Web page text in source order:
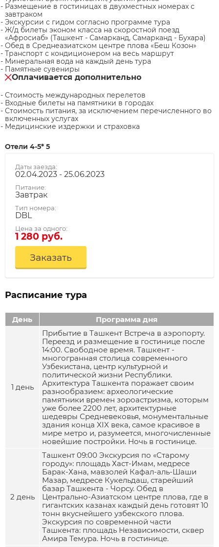
Размещение в гостиницах в двухместных номерах с
завтраком
Экскурсии с гидом согласно программе тура
Ж/д билеты эконом класса на скоростной поезд
«Афросиаб» (Ташкент - Самарканд, Самарканд - Бухара)
Обед в Среднеазиатском центре плова «Беш Козон»
Транспорт с кондиционером на весь маршрут
Минеральная вода на каждый день тура
Памятные сувениры
Оплачивается дополнительно
Стоимость международных перелетов
Входные билеты на памятники в городах
Стоимость питания, за исключением перечисленного во
включенных услугах
Медицинские издержки и страховка
Отели 4-5* 5
Даты заезда:
02.04.2023 - 25.06.2023
Питание:
Завтрак
Тип номера:
DBL
Цена за одного:
1 280 руб.
Заказать
Расписание тура
День Программа дня
1 день
Прибытие в Ташкент Встреча в аэропорту.
Переезд и размещение в гостинице после
14:00. Свободное время. Ташкент -
многогранная столица современного
Узбекистана, центр культурной и
политической жизни Республики.
Архитектура Ташкента поражает своим
разнообразием: археологические
памятники времен зороастризма, которым
уже более 2200 лет, архитектурные
шедевры Средневековья, монументальные
здания конца XIX века, самое красивое в
мире метро и, разумеется, многочисленные
новейшие постройки. Ночь в гостинице.
2 день
Ташкент 09:00 Экскурсия по «Старому
городу»: площадь Хаст-Имам, медресе
Барак-Хана, мавзолей Кафал-аль-Шаши
Мазар, медресе Кукельдаш, старейший
базар Ташкента - Чорсу. Обед в
Центрально-Азиатском центре плова, где в
гигантских казанах каждый день готовят 10
тонн вкуснейшего узбекского плова.
Экскурсия по современной части
Ташкента: площадь Независимости, сквер
Амира Темура. Ночь в гостинице.